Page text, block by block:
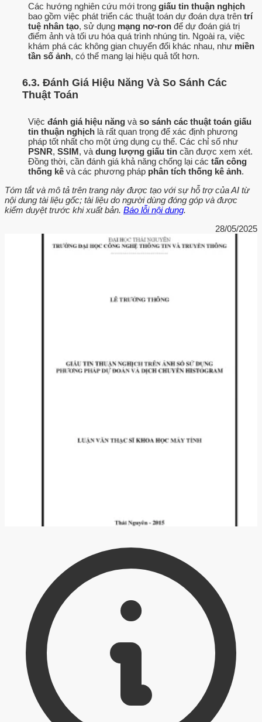
Các hướng nghiên cứu mới trong giấu tin thuận nghịch
bao gồm việc phát triển các thuật toán dự đoán dựa trên trí
tuệ nhân tạo, sử dụng mạng nơ-ron để dự đoán giá trị
điểm ảnh và tối ưu hóa quá trình nhúng tin. Ngoài ra, việc
khám phá các không gian chuyển đổi khác nhau, như miền
tần số ảnh, có thể mang lại hiệu quả tốt hơn.
6.3. Đánh Giá Hiệu Năng Và So Sánh Các
Thuật Toán
Việc đánh giá hiệu năng và so sánh các thuật toán giấu
tin thuận nghịch là rất quan trọng để xác định phương
pháp tốt nhất cho một ứng dụng cụ thể. Các chỉ số như
PSNR, SSIM, và dung lượng giấu tin cần được xem xét.
Đồng thời, cần đánh giá khả năng chống lại các tấn công
thống kê và các phương pháp phân tích thống kê ảnh.
Tóm tắt và mô tả trên trang này được tạo với sự hỗ trợ của AI từ
nội dung tài liệu gốc; tài liệu do người dùng đóng góp và được
kiểm duyệt trước khi xuất bản. Báo lỗi nội dung.
28/05/2025